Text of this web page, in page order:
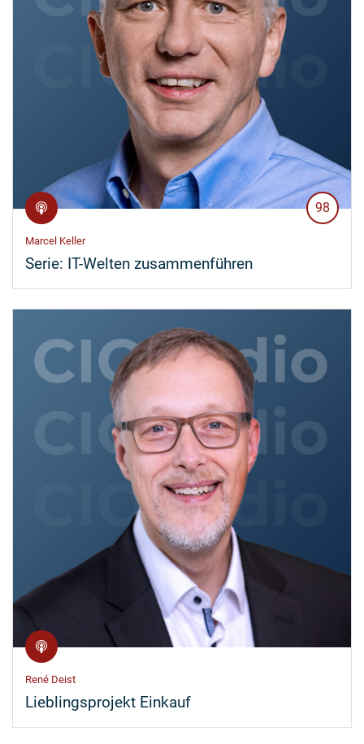
98
Marcel Keller
Serie: IT-Welten zusammenführen
René Deist
Lieblingsprojekt Einkauf